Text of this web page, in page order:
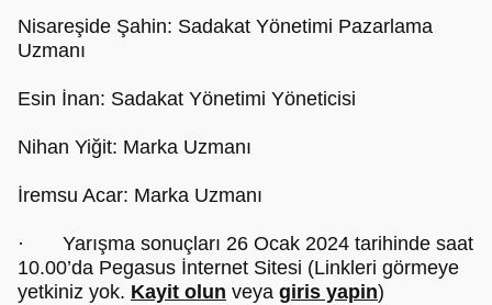
Nisareşide Şahin: Sadakat Yönetimi Pazarlama
Uzmanı
Esin İnan: Sadakat Yönetimi Yöneticisi
Nihan Yiğit: Marka Uzmanı
İremsu Acar: Marka Uzmanı
· Yarışma sonuçları 26 Ocak 2024 tarihinde saat
10.00’da Pegasus İnternet Sitesi (Linkleri görmeye
yetkiniz yok. Kayit olun veya giris yapin)